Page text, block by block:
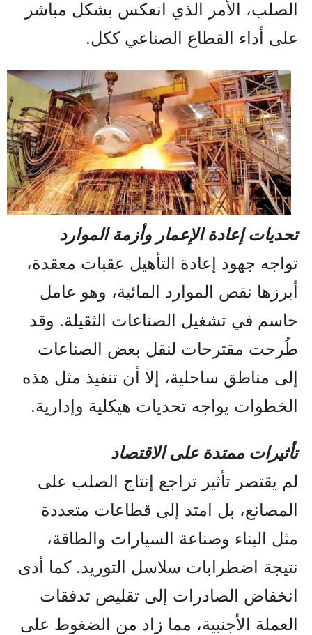
الصلب، الأمر الذي انعكس بشكل مباشر
على أداء القطاع الصناعي ككل.
تحديات إعادة الإعمار وأزمة الموارد
تواجه جهود إعادة التأهيل عقبات معقدة،
أبرزها نقص الموارد المائية، وهو عامل
حاسم في تشغيل الصناعات الثقيلة. وقد
طُرحت مقترحات لنقل بعض الصناعات
إلى مناطق ساحلية، إلا أن تنفيذ مثل هذه
الخطوات يواجه تحديات هيكلية وإدارية.
تأثيرات ممتدة على الاقتصاد
لم يقتصر تأثير تراجع إنتاج الصلب على
المصانع، بل امتد إلى قطاعات متعددة
مثل البناء وصناعة السيارات والطاقة،
نتيجة اضطرابات سلاسل التوريد. كما أدى
انخفاض الصادرات إلى تقليص تدفقات
العملة الأجنبية، مما زاد من الضغوط على